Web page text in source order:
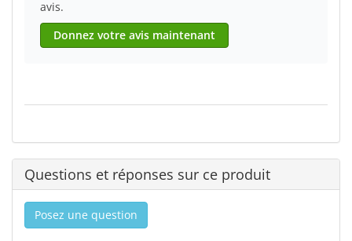
avis.
Donnez votre avis maintenant
Questions et réponses sur ce produit
Posez une question